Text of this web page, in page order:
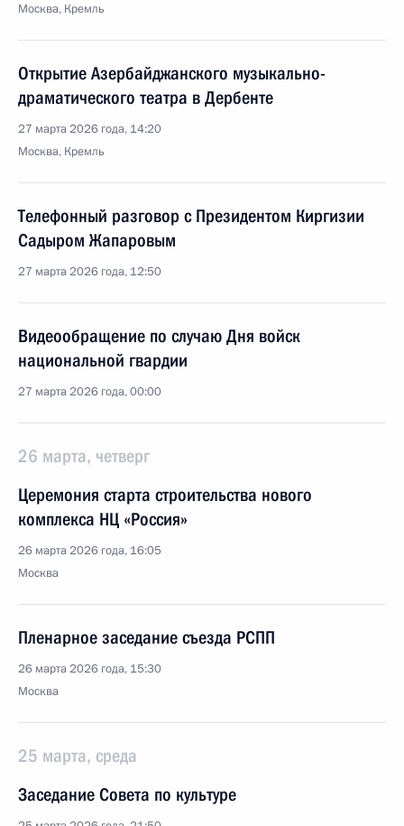
Москва, Кремль
Открытие Азербайджанского музыкально-
драматического театра в Дербенте
27 марта 2026 года, 14:20
Москва, Кремль
Телефонный разговор с Президентом Киргизии
Садыром Жапаровым
27 марта 2026 года, 12:50
Видеообращение по случаю Дня войск
национальной гвардии
27 марта 2026 года, 00:00
26 марта, четверг
Церемония старта строительства нового
комплекса НЦ «Россия»
26 марта 2026 года, 16:05
Москва
Пленарное заседание съезда РСПП
26 марта 2026 года, 15:30
Москва
25 марта, среда
Заседание Совета по культуре